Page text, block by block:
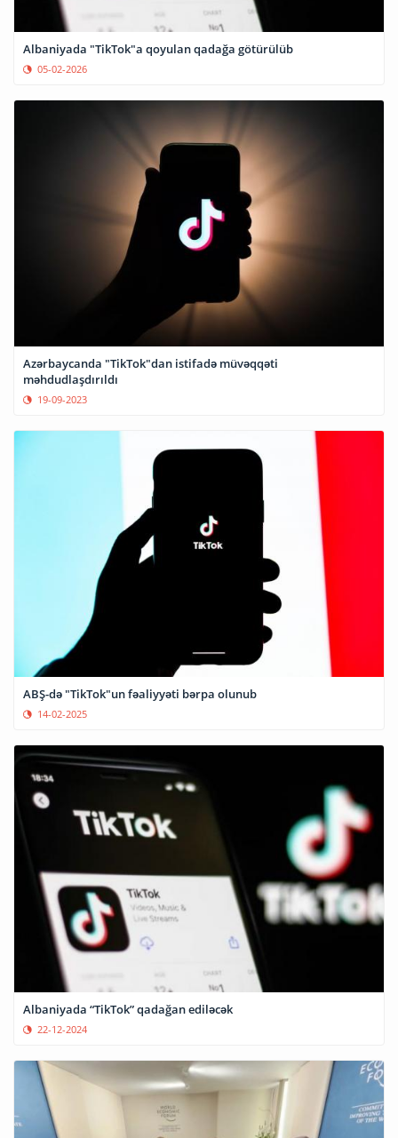
Albaniyada "TikTok"a qoyulan qadağa götürülüb
05-02-2026
Azərbaycanda "TikTok"dan istifadə müvəqqəti
məhdudlaşdırıldı
19-09-2023
ABŞ-də "TikTok"un fəaliyyəti bərpa olunub
14-02-2025
Albaniyada “TikTok” qadağan ediləcək
22-12-2024